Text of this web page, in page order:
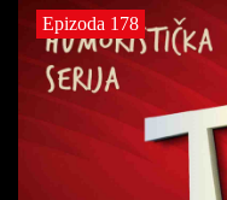
Epizoda 178